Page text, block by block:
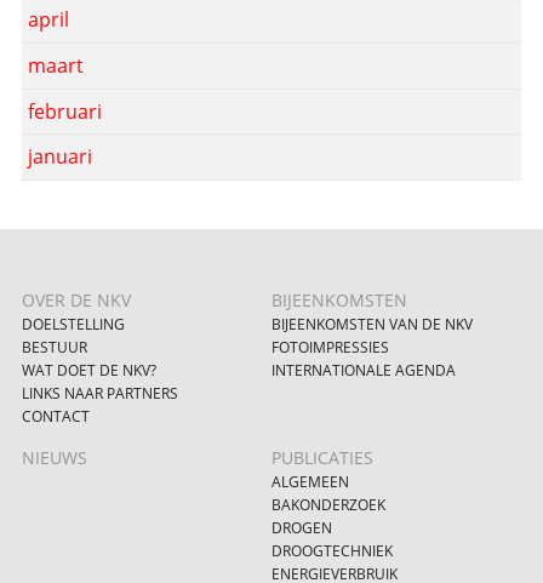
april
maart
februari
januari
OVER DE NKV
DOELSTELLING
BESTUUR
WAT DOET DE NKV?
LINKS NAAR PARTNERS
CONTACT
BIJEENKOMSTEN
BIJEENKOMSTEN VAN DE NKV
FOTOIMPRESSIES
INTERNATIONALE AGENDA
NIEUWS PUBLICATIES
ALGEMEEN
BAKONDERZOEK
DROGEN
DROOGTECHNIEK
ENERGIEVERBRUIK